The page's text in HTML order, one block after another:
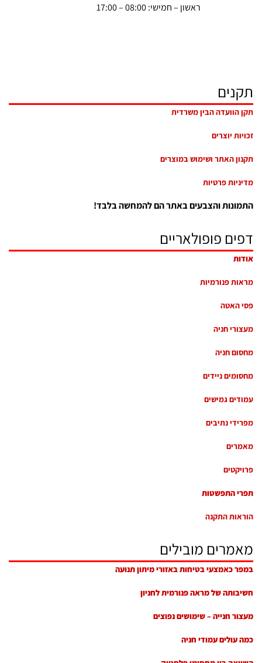
ראשון – חמישי: 08:00 – 17:00
תקנים
תקן הוועדה הבין משרדית
זכויות יוצרים
תקנון האתר ושימוש במוצרים
מדיניות פרטיות
התמונות והצבעים באתר הם להמחשה בלבד!
דפים פופולאריים
אודות
מראות פנורמיות
פסי האטה
מעצורי חניה
מחסום חניה
מחסומים ניידים
עמודים גמישים
מפרידי נתיבים
מאמרים
פרויקטים
תפרי התפשטות
הוראות התקנה
מאמרים מובילים
במפר כאמצעי בטיחות באזורי מיתון תנועה
חשיבותה של מראה פנורמית לחניון
מעצור חנייה – שימושים נפוצים
כמה עולים עמודי חניה